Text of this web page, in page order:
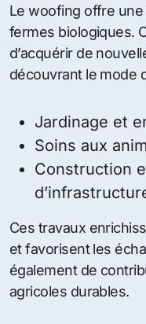
Le woofing offre
fermes biologiques.
d’acquérir de
découvrant le mode
Jardinage et
Soins aux
Construction
Ces travaux
et favorisent les
également de
agricoles durables.